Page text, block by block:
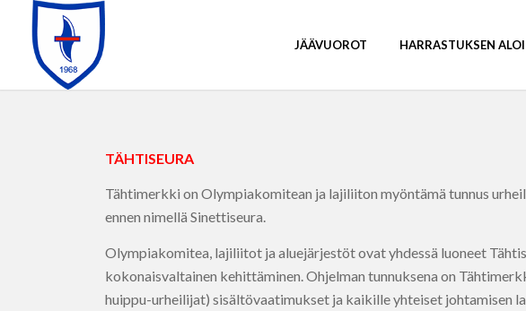
JÄÄVUOROT HARRASTUKSEN
TÄHTISEURA
Tähtimerkki on Olympiakomitean ja lajiliiton myöntämä tunnus
ennen nimellä Sinettiseura.
Olympiakomitea, lajiliitot ja aluejärjestöt ovat yhdessä luoneet
kokonaisvaltainen kehittäminen. Ohjelman tunnuksena on
huippu-urheilijat) sisältövaatimukset ja kaikille yhteiset johtamisen